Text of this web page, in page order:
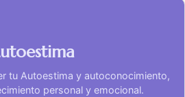
tu Autoestima y autoconocimiento,
personal y emocional.